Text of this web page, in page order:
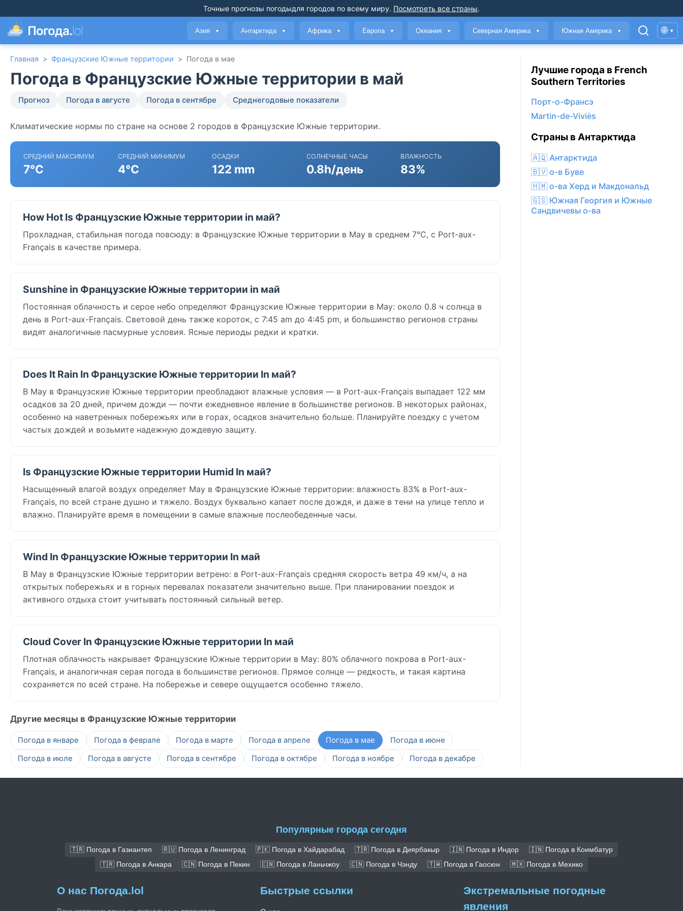
Точные прогнозы погодыдля городов по всему миру. Посмотреть все страны.
Погода.lol Азия ▼ Антарктида ▼ Африка ▼ Европа ▼ Океания ▼ Северная Америка ▼ Южная Америка ▼ 🌐 ▾
Главная > Французские Южные территории > Погода в мае
Погода в Французские Южные территории в май
Прогноз Погода в августе Погода в сентябре Среднегодовые показатели
Климатические нормы по стране на основе 2 городов в Французские Южные территории.
СРЕДНИЙ МАКСИМУМ
7°C
СРЕДНИЙ МИНИМУМ
4°C
ОСАДКИ
122 mm
СОЛНЕЧНЫЕ ЧАСЫ
0.8h/день
ВЛАЖНОСТЬ
83%
How Hot Is Французские Южные территории in май?
Прохладная, стабильная погода повсюду: в Французские Южные территории в May в среднем 7°C, с Port-aux-
Français в качестве примера.
Sunshine in Французские Южные территории in май
Постоянная облачность и серое небо определяют Французские Южные территории в May: около 0.8 ч солнца в
день в Port-aux-Français. Световой день также короток, с 7:45 am до 4:45 pm, и большинство регионов страны
видят аналогичные пасмурные условия. Ясные периоды редки и кратки.
Does It Rain In Французские Южные территории In май?
В May в Французские Южные территории преобладают влажные условия — в Port-aux-Français выпадает 122 мм
осадков за 20 дней, причем дожди — почти ежедневное явление в большинстве регионов. В некоторых районах,
особенно на наветренных побережьях или в горах, осадков значительно больше. Планируйте поездку с учетом
частых дождей и возьмите надежную дождевую защиту.
Is Французские Южные территории Humid In май?
Насыщенный влагой воздух определяет May в Французские Южные территории: влажность 83% в Port-aux-
Français, по всей стране душно и тяжело. Воздух буквально капает после дождя, и даже в тени на улице тепло и
влажно. Планируйте время в помещении в самые влажные послеобеденные часы.
Wind In Французские Южные территории In май
В May в Французские Южные территории ветрено: в Port-aux-Français средняя скорость ветра 49 км/ч, а на
открытых побережьях и в горных перевалах показатели значительно выше. При планировании поездок и
активного отдыха стоит учитывать постоянный сильный ветер.
Cloud Cover In Французские Южные территории In май
Плотная облачность накрывает Французские Южные территории в May: 80% облачного покрова в Port-aux-
Français, и аналогичная серая погода в большинстве регионов. Прямое солнце — редкость, и такая картина
сохраняется по всей стране. На побережье и севере ощущается особенно тяжело.
Другие месяцы в Французские Южные территории
Погода в январе Погода в феврале Погода в марте Погода в апреле Погода в мае
Погода в июне
Погода в июле
Погода в августе Погода в сентябре Погода в октябре Погода в ноябре Погода в декабре
Лучшие города в French
Southern Territories
Порт-о-Франсэ
Martin-de-Viviès
Страны в Антарктида
🇦🇶 Антарктида
🇧🇻 о-в Буве
🇭🇲 о-ва Херд и Макдональд
🇬🇸 Южная Георгия и Южные
Сандвичевы о-ва
Популярные города сегодня
🇹🇷 Погода в Газиантеп 🇷🇺 Погода в Ленинград 🇵🇰 Погода в Хайдарабад 🇹🇷 Погода в Диярбакыр 🇮🇳 Погода в Индор
🇮🇳 Погода в Коимбатур
🇹🇷 Погода в Анкара
🇨🇳 Погода в Пекин 🇨🇳 Погода в Ланьчжоу 🇨🇳 Погода в Чэнду 🇹🇼 Погода в Гаосюн 🇲🇽 Погода в Мехико
О нас Погода.lol Быстрые ссылки
Экстремальные погодные
явления